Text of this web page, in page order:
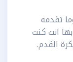
تقدمه
انت كنت
القدم.